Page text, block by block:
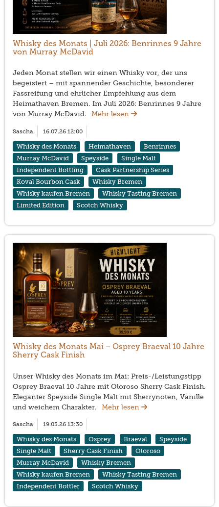
Whisky des Monats | Juli 2026: Benrinnes 9 Jahre
von Murray McDavid
Jeden Monat stellen wir einen Whisky vor, der uns
begeistert – mit spannender Geschichte, besonderer
Fassreifung und ehrlicher Empfehlung aus dem
Heimathaven Bremen. Im Juli 2026: Benrinnes 9 Jahre
von Murray McDavid.
Mehr lesen
Sascha 16.07.26 12:00
Whisky des Monats Heimathaven
Benrinnes
Murray McDavid
Speyside
Single Malt
Independent Bottling
Cask Partnership Series
Koval Bourbon Cask
Whisky Bremen
Whisky kaufen Bremen
Whisky Tasting Bremen
Limited Edition
Scotch Whisky
Whisky des Monats Mai – Osprey Braeval 10 Jahre
Sherry Cask Finish
Unser Whisky des Monats im Mai: Preis-/Leistungstipp
Osprey Braeval 10 Jahre mit Oloroso Sherry Cask Finish.
Eleganter Speyside Single Malt mit Sherrynoten, Vanille
und weichem Charakter.
Mehr lesen
Sascha 19.05.26 13:30
Whisky des Monats Osprey Braeval
Speyside
Single Malt
Sherry Cask Finish
Oloroso
Murray McDavid
Whisky Bremen
Whisky kaufen Bremen
Whisky Tasting Bremen
Independent Bottler
Scotch Whisky